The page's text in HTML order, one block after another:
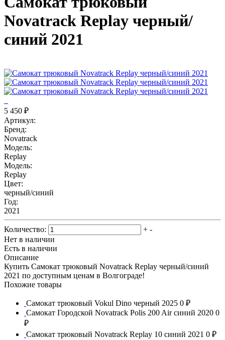
Novatrack Replay черный/
синий 2021
5 450 ₽
Артикул:
Бренд:
Novatrack
Модель:
Replay
Модель:
Replay
Цвет:
черный/синий
Год:
2021
Количество: + -
Нет в наличии
Есть в наличии
Описание
Купить Самокат трюковый Novatrack Replay черный/синий
2021 по доступным ценам в Волгограде!
Похожие товары
Самокат трюковый Vokul Dino черный 2025 0 ₽
Самокат Городской Novatrack Polis 200 Air синий 2020 0
₽
Самокат трюковый Novatrack Replay 10 синий 2021 0 ₽